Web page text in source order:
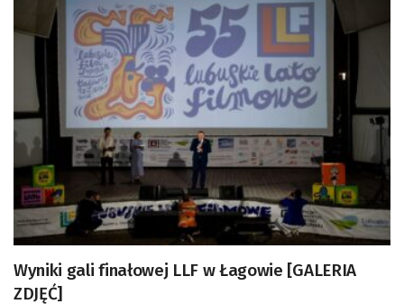
Wyniki gali finałowej LLF w Łagowie [GALERIA
ZDJĘĆ]